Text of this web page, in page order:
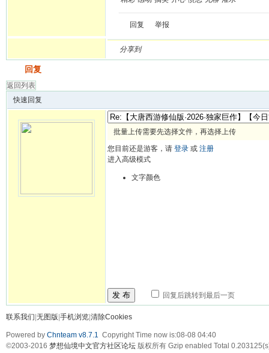
回复 举报
分享到
回复
返回列表
快速回复
批量上传需要先选择文件，再选择上传
您目前还是游客，请 登录 或 注册
进入高级模式
文字颜色
发 布 回复后跳转到最后一页
联系我们 无图版 手机浏览 清除Cookies
Powered by Chnteam v8.7.1 Copyright Time now is:08-08 04:40
©2003-2016 梦想仙境中文官方社区论坛 版权所有 Gzip enabled Total